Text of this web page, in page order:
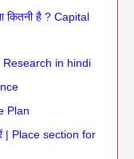
कितनी है ? Capital
Research in hindi
Plan
| Place section for